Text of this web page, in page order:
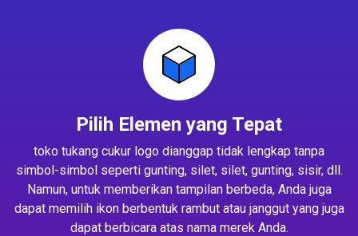
Pilih Elemen yang Tepat
toko tukang cukur logo dianggap tidak lengkap tanpa
simbol-simbol seperti gunting, silet, silet, gunting, sisir, dll.
Namun, untuk memberikan tampilan berbeda, Anda juga
dapat memilih ikon berbentuk rambut atau janggut yang juga
dapat berbicara atas nama merek Anda.